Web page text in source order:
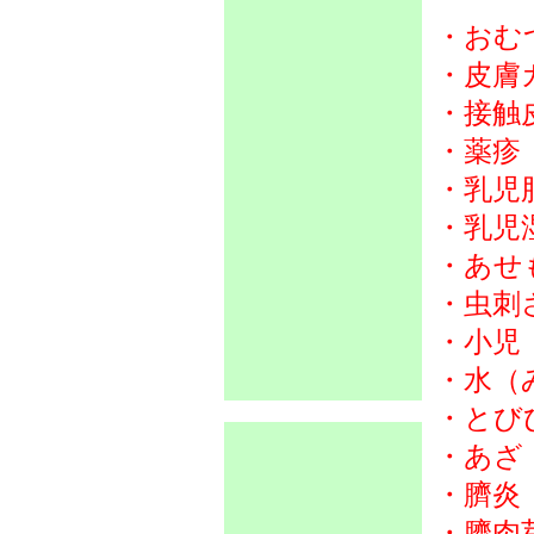
・お
・皮
・接
・薬
・乳
・乳
・あせ
・虫
・小
・水
・とび
・あざ
・臍